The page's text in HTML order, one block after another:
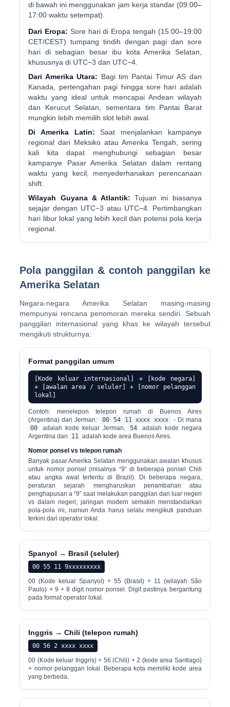
di bawah ini menggunakan jam kerja standar (09:00–
17:00 waktu setempat).
Dari Eropa: Sore hari di Eropa tengah (15:00–19:00
CET/CEST) tumpang tindih dengan pagi dan sore
hari di sebagian besar ibu kota Amerika Selatan,
khususnya di UTC−3 dan UTC−4.
Dari Amerika Utara: Bagi tim Pantai Timur AS dan
Kanada, pertengahan pagi hingga sore hari adalah
waktu yang ideal untuk mencapai Andean wilayah
dan Kerucut Selatan, sementara tim Pantai Barat
mungkin lebih memilih slot lebih awal.
Di Amerika Latin: Saat menjalankan kampanye
regional dari Meksiko atau Amerika Tengah, sering
kali kita dapat menghubungi sebagian besar
kampanye Pasar Amerika Selatan dalam rentang
waktu yang kecil, menyederhanakan perencanaan
shift.
Wilayah Guyana & Atlantik: Tujuan ini biasanya
sejajar dengan UTC−3 atau UTC−4. Pertimbangkan
hari libur lokal yang lebih kecil dan potensi pola kerja
regional.
Pola panggilan & contoh panggilan ke
Amerika Selatan
Negara-negara Amerika Selatan masing-masing
mempunyai rencana penomoran mereka sendiri. Sebuah
panggilan internasional yang khas ke wilayah tersebut
mengikuti strukturnya:
Format panggilan umum
[Kode keluar internasional] + [kode negara]
+ [awalan area / seluler] + [nomor pelanggan
lokal]
Contoh: menelepon telepon rumah di Buenos Aires
(Argentina) dari Jerman:
00 54 11 xxxx xxxx
- Di mana
00
adalah kode keluar Jerman, 54
adalah kode negara
Argentina dan
11 adalah kode area Buenos Aires.
Nomor ponsel vs telepon rumah
Banyak pasar Amerika Selatan menggunakan awalan khusus
untuk nomor ponsel (misalnya “9” di beberapa ponsel Chili
atau angka awal tertentu di Brazil). Di beberapa negara,
peraturan sejarah mengharuskan penambahan atau
penghapusan a “9” saat melakukan panggilan dari luar negeri
vs dalam negeri; jaringan modern semakin menstandarkan
pola-pola ini, namun Anda harus selalu mengikuti panduan
terkini dari operator lokal.
Spanyol → Brasil (seluler)
00 55 11 9xxxxxxxxx
00 (Kode keluar Spanyol) + 55 (Brasil) + 11 (wilayah São
Paulo) + 9 + 8 digit nomor ponsel. Digit pastinya bergantung
pada format operator lokal.
Inggris → Chili (telepon rumah)
00 56 2 xxxx xxxx
00 (Kode keluar Inggris) + 56 (Chili) + 2 (kode area Santiago)
+ nomor pelanggan lokal. Beberapa kota memiliki kode area
yang berbeda.